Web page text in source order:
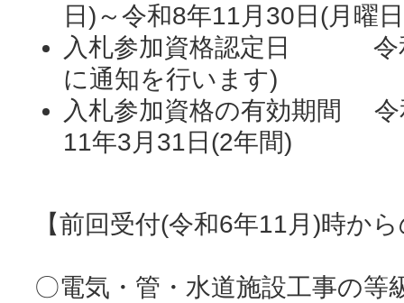
日)～令和8年11月30日(月曜
入札参加資格認定日 令
に通知を行います)
入札参加資格の有効期間 令
11年3月31日(2年間)
【前回受付(令和6年11月)時か
〇電気・管・水道施設工事の等